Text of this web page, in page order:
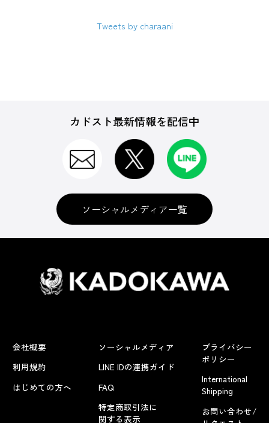
Tweets by charaani
カドスト最新情報を配信中
ソーシャルメディア一覧
会社概要
利用規約
はじめての方へ
ソーシャルメディア
LINE IDの連携ガイド
FAQ
特定商取引法に
関する表示
プライバシー
ポリシー
International
Shipping
お問い合わせ/